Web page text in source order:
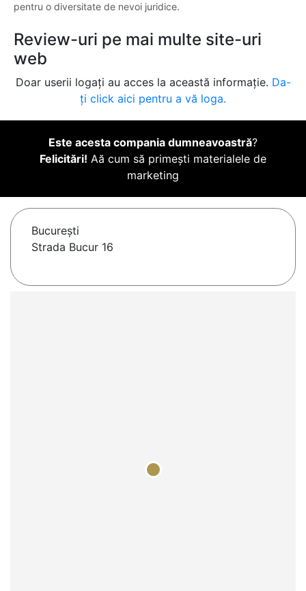
pentru o diversitate de nevoi juridice.
Review-uri pe mai multe site-uri
web
Doar userii logați au acces la această informație. Da-
ți click aici pentru a vă loga.
Este acesta compania dumneavoastră?
Felicitări! Aă cum să primești materialele de
marketing
Bucureşti
Strada Bucur 16